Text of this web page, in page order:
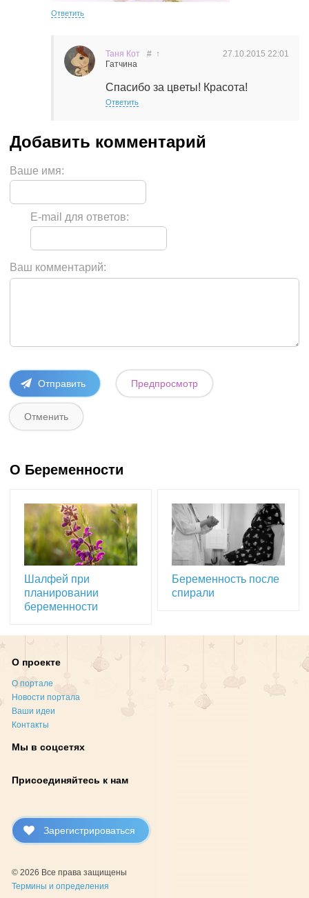
Ответить
Таня Кот
Гатчина
27.10.2015 22:01
# ↑
Спасибо за цветы! Красота!
Ответить
Ваше имя:
E-mail для ответов:
Ваш комментарий:
О Беременности
Шалфей при
планировании
беременности
Беременность после
спирали
О проекте
О портале
Новости портала
Ваши идеи
Контакты
Мы в соцсетях
Присоединяйтесь к нам
Зарегистрироваться
© 2026 Все права защищены
Термины и определения